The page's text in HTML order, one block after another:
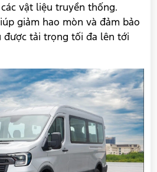
vật liệu truyền thống.
giảm hao mòn và đảm bảo
được tải trọng tối đa lên tới